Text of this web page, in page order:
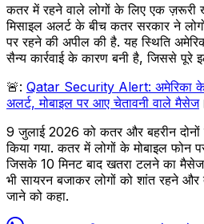
कतर में रहने वाले लोगों के लिए एक ज़रूरी
मिसाइल अलर्ट के बीच कतर सरकार ने
पर रहने की अपील की है. यह स्थिति
सैन्य कार्रवाई के कारण बनी है, जिससे पूरे
🚨: Qatar Security Alert: अमेरिका के
अलर्ट, मोबाइल पर आए चेतावनी वाले मैसेज।
9 जुलाई 2026 को कतर और बहरीन दोनों
किया गया. कतर में लोगों के मोबाइल फोन
जिसके 10 मिनट बाद खतरा टलने का
भी सायरन बजाकर लोगों को शांत रहने और
जाने को कहा.